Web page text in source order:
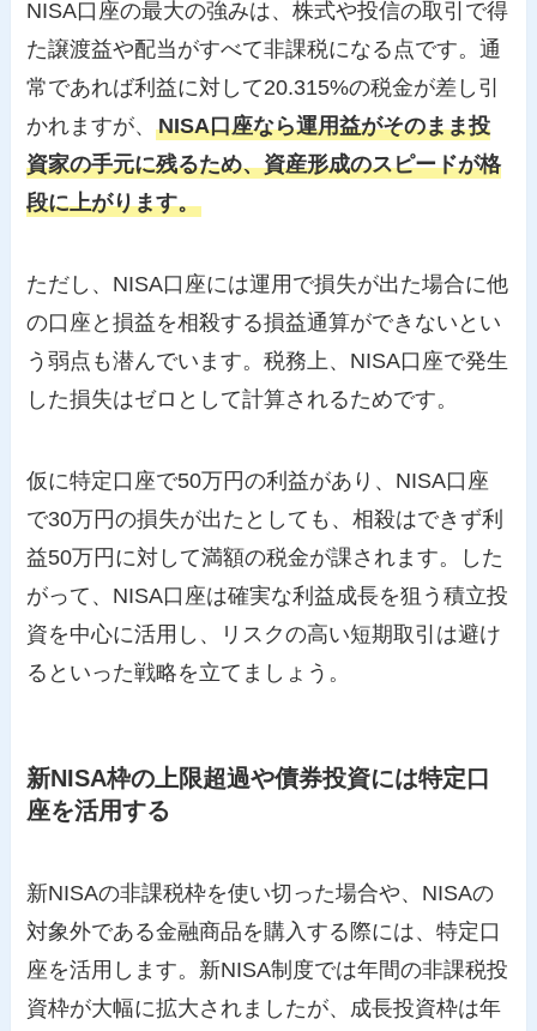
NISA口座の最大の強みは、株式や投信の取引で得
た譲渡益や配当がすべて非課税になる点です。通
常であれば利益に対して20.315%の税金が差し引
かれますが、NISA口座なら運用益がそのまま投
資家の手元に残るため、資産形成のスピードが格
段に上がります。
ただし、NISA口座には運用で損失が出た場合に他
の口座と損益を相殺する損益通算ができないとい
う弱点も潜んでいます。税務上、NISA口座で発生
した損失はゼロとして計算されるためです。
仮に特定口座で50万円の利益があり、NISA口座
で30万円の損失が出たとしても、相殺はできず利
益50万円に対して満額の税金が課されます。した
がって、NISA口座は確実な利益成長を狙う積立投
資を中心に活用し、リスクの高い短期取引は避け
るといった戦略を立てましょう。
新NISA枠の上限超過や債券投資には特定口
座を活用する
新NISAの非課税枠を使い切った場合や、NISAの
対象外である金融商品を購入する際には、特定口
座を活用します。新NISA制度では年間の非課税投
資枠が大幅に拡大されましたが、成長投資枠は年